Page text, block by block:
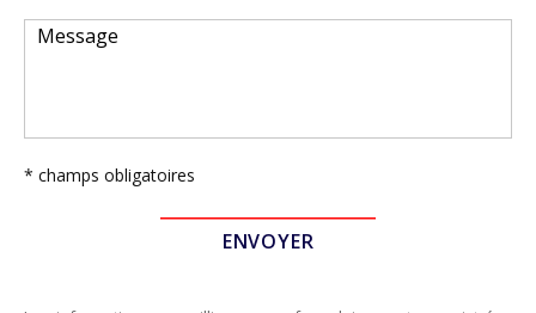
* champs obligatoires